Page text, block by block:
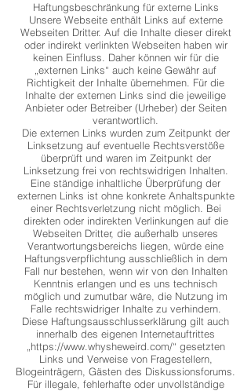
Haftungsbeschränkung für externe Links
Unsere Webseite enthält Links auf externe
Webseiten Dritter. Auf die Inhalte dieser direkt
oder indirekt verlinkten Webseiten haben wir
keinen Einfluss. Daher können wir für die
„externen Links“ auch keine Gewähr auf
Richtigkeit der Inhalte übernehmen. Für die
Inhalte der externen Links sind die jeweilige
Anbieter oder Betreiber (Urheber) der Seiten
verantwortlich.
Die externen Links wurden zum Zeitpunkt der
Linksetzung auf eventuelle Rechtsverstöße
überprüft und waren im Zeitpunkt der
Linksetzung frei von rechtswidrigen Inhalten.
Eine ständige inhaltliche Überprüfung der
externen Links ist ohne konkrete Anhaltspunkte
einer Rechtsverletzung nicht möglich. Bei
direkten oder indirekten Verlinkungen auf die
Webseiten Dritter, die außerhalb unseres
Verantwortungsbereichs liegen, würde eine
Haftungsverpflichtung ausschließlich in dem
Fall nur bestehen, wenn wir von den Inhalten
Kenntnis erlangen und es uns technisch
möglich und zumutbar wäre, die Nutzung im
Falle rechtswidriger Inhalte zu verhindern.
Diese Haftungsausschlusserklärung gilt auch
innerhalb des eigenen Internetauftrittes
„https://www.whysheweird.com/“ gesetzten
Links und Verweise von Fragestellern,
Blogeinträgern, Gästen des Diskussionsforums.
Für illegale, fehlerhafte oder unvollständige